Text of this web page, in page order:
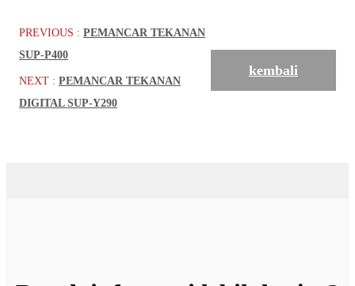
PREVIOUS : PEMANCAR TEKANAN
SUP-P400
NEXT : PEMANCAR TEKANAN
DIGITAL SUP-Y290
kembali